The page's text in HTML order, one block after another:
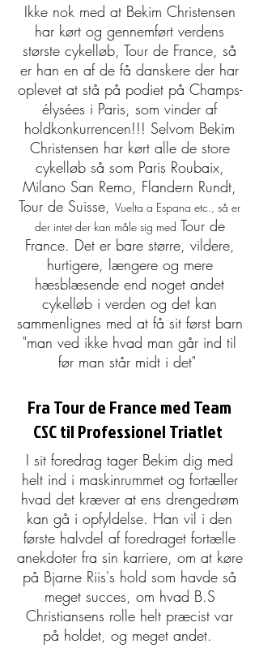
Ikke nok med at Bekim Christensen
har kørt og gennemført verdens
største cykelløb, Tour de France, så
er han en af de få danskere der har
oplevet at stå på podiet på Champs-
élysées i Paris, som vinder af
holdkonkurrencen!!! Selvom Bekim
Christensen har kørt alle de store
cykelløb så som Paris Roubaix,
Milano San Remo, Flandern Rundt,
Tour de Suisse,
Vuelta a Espana etc., så er
der intet der kan måle sig med Tour de
France. Det er bare større, vildere,
hurtigere, længere og mere
hæsblæsende end noget andet
cykelløb i verden og det kan
sammenlignes med at få sit først barn
"man ved ikke hvad man går ind til
før man står midt i det"
Fra Tour de France med Team
CSC til Professionel Triatlet
I sit foredrag tager Bekim dig med
helt ind i maskinrummet og fortæller
hvad det kræver at ens drengedrøm
kan gå i opfyldelse. Han vil i den
første halvdel af foredraget fortælle
anekdoter fra sin karriere, om at køre
på Bjarne Riis's hold som havde så
meget succes, om hvad B.S
Christiansens rolle helt præcist var
på holdet, og meget andet.